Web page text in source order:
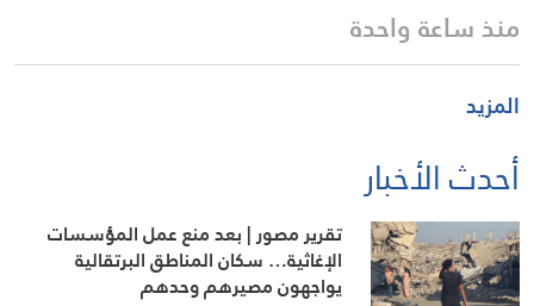
منذ ساعة واحدة
المزيد
أحدث الأخبار
تقرير مصور | بعد منع عمل المؤسسات
الإغاثية… سكان المناطق البرتقالية
يواجهون مصيرهم وحدهم